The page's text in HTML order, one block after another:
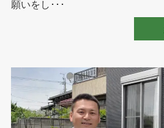
願いをし･･･